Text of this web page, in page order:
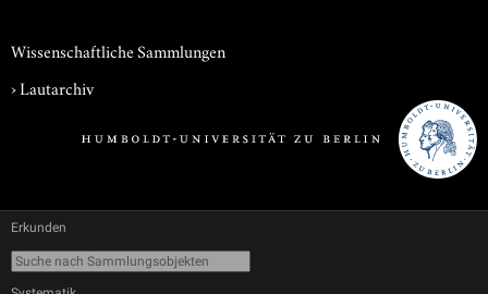
Wissenschaftliche Sammlungen
›Lautarchiv
Erkunden